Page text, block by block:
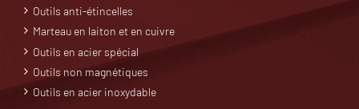
Outils anti-étincelles
Marteau en laiton et en cuivre
Outils en acier spécial
Outils non magnétiques
Outils en acier inoxydable